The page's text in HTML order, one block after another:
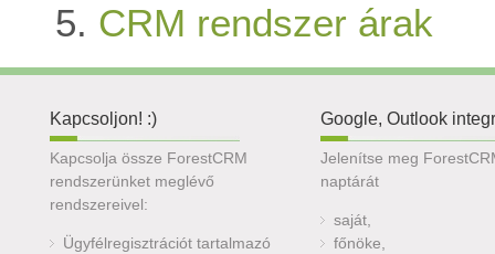
CRM rendszer árak
Kapcsoljon! :)
Kapcsolja össze ForestCRM
rendszerünket meglévő
rendszereivel:
Ügyfélregisztrációt tartalmazó
Google, Outlook
Jelenítse meg
naptárát
saját,
főnöke,